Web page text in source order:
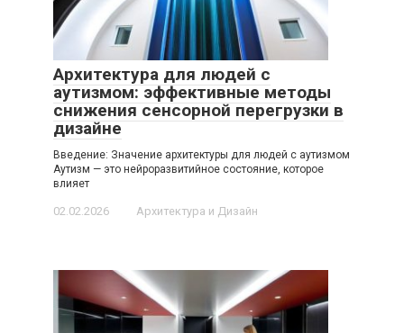
Архитектура для людей с
аутизмом: эффективные методы
снижения сенсорной перегрузки в
дизайне
Введение: Значение архитектуры для людей с аутизмом
Аутизм — это нейроразвитийное состояние, которое
влияет
02.02.2026 Архитектура и Дизайн